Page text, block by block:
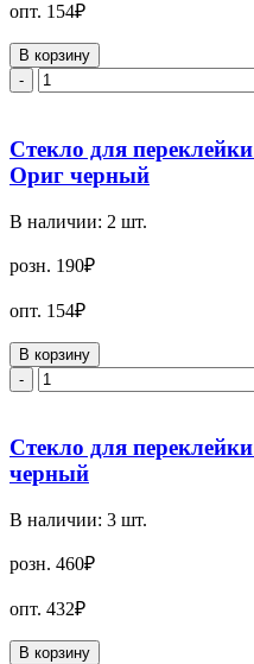
опт. 154₽
В корзину
-
Стекло для
Ориг черный
В наличии: 2 шт.
розн. 190₽
опт. 154₽
В корзину
-
Стекло для
черный
В наличии: 3 шт.
розн. 460₽
опт. 432₽
В корзину